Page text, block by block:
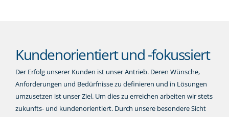
Kundenorientiert und -fokussiert
Der Erfolg unserer Kunden ist unser Antrieb. Deren Wünsche,
Anforderungen und Bedürfnisse zu definieren und in Lösungen
umzusetzen ist unser Ziel. Um dies zu erreichen arbeiten wir stets
zukunfts- und kundenorientiert. Durch unsere besondere Sicht